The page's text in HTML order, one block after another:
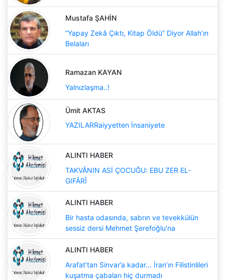
Mustafa ŞAHİN
“Yapay Zekâ Çıktı, Kitap Öldü” Diyor Allah’ın
Belaları
Ramazan KAYAN
Yalnızlaşma..!
Ümit AKTAS
YAZILARRaiyyetten İnsaniyete
ALINTI HABER
TAKVÂNIN ASİ ÇOCUĞU: EBU ZER EL-
GIFÂRÎ
ALINTI HABER
Bir hasta odasında, sabrın ve tevekkülün
sessiz dersi Mehmet Şerefoğlu’na
ALINTI HABER
Arafat’tan Sinvar’a kadar... İran’ın Filistinlileri
kuşatma çabaları hiç durmadı